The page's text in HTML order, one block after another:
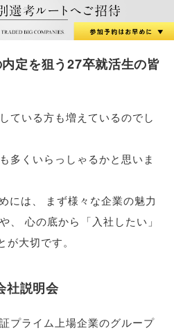
定を狙う27卒就活生の皆
ている方も増えているのでし
多くいらっしゃるかと思いま
には、
まず様々な企業の魅力
、 心の底から 「入社したい 」
が大切です。
社説明会
プライム上場企業のグループ